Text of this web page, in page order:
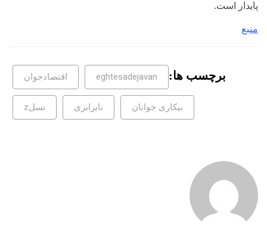
پایدار است.
منبع
برچسب ها: eghtesadejavan اقتصادجوان
بیکاری جوانان نابرابری نسلz